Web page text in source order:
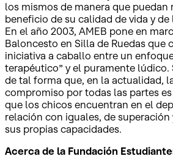
los mismos de manera que puedan
beneficio de su calidad de vida y
En el año 2003, AMEB pone en
Baloncesto en Silla de Ruedas que
iniciativa a caballo entre un
terapéutico” y el puramente lúdico.
de tal forma que, en la actualidad,
compromiso por todas las partes
que los chicos encuentran en el
relación con iguales, de
sus propias capacidades.
Acerca de la Fundación